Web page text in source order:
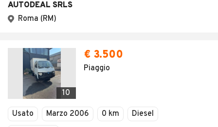
AUTODEAL SRLS
Roma (RM)
10
€ 3.500
Piaggio
Usato Marzo 2006 0 km
Diesel